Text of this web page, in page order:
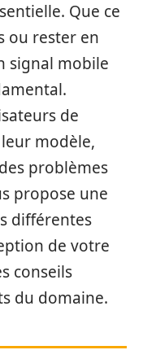
Que ce
ou rester en
signal mobile
de
modèle,
problèmes
propose une
différentes
de votre
conseils
du domaine.